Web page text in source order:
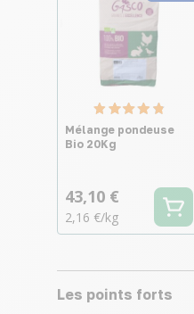
Mélange pondeuse
Bio 20Kg
43,10 €
2,16 €/kg
Les points forts